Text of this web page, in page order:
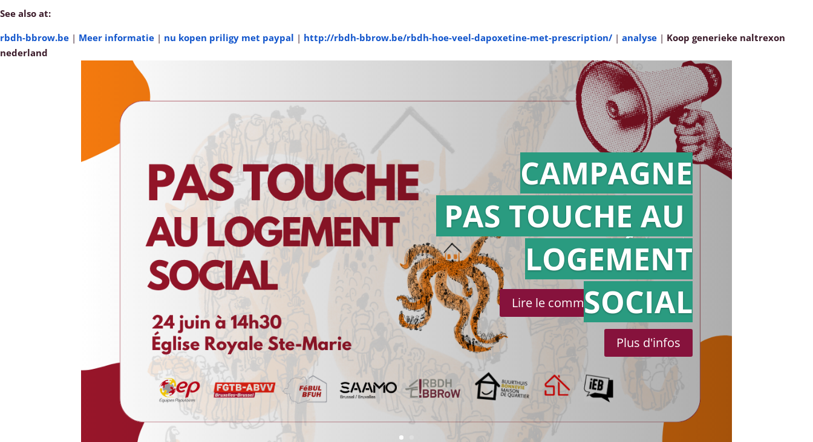
See also at:
rbdh-bbrow.be | Meer informatie | nu kopen priligy met paypal | http://rbdh-bbrow.be/rbdh-hoe-veel-dapoxetine-met-prescription/ | analyse | Koop generieke naltrexon
nederland
Action en
référé
Lire le communiqué de presse
CAMPAGNE
PAS TOUCHE AU
LOGEMENT
SOCIAL
Plus d'infos